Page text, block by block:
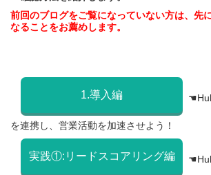
前回のブログをご覧になっていない方は、先
なることをお薦めします。
1.導入編
を連携し、営業活動を加速させよう！
実践①:リードスコアリング編